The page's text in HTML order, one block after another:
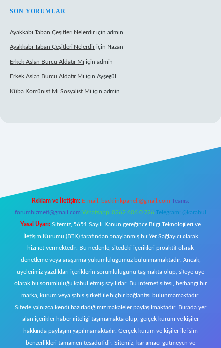
SON YORUMLAR
Ayakkabı Taban Çeşitleri Nelerdiriçin admin
Ayakkabı Taban Çeşitleri Nelerdiriçin Nazan
Erkek Aslan Burcu Aldatır Mı için admin
Erkek Aslan Burcu Aldatır Mı için Ayşegül
Küba Komünist Mi Sosyalist Mi için admin
Reklam ve İletişim: E-mail: backlinkpaneli@gmail.com Teams:
forumhizmeti@gmail.com Whatsapp: 0262 606 0 726 Telegram: @karabul
Yasal Uyarı: Sitemiz, 5651 Sayılı Kanun gereğince Bilgi Teknolojileri ve
İletişim Kurumu (BTK) tarafından onaylanmış bir Yer Sağlayıcı olarak
hizmet vermektedir. Bu nedenle, sitedeki içerikleri proaktif olarak
denetleme veya araştırma yükümlülüğümüz bulunmamaktadır. Ancak,
üyelerimiz yazdıkları içeriklerin sorumluluğunu taşımakta olup, siteye üye
olarak bu sorumluluğu kabul etmiş sayılırlar. Bu internet sitesi, herhangi bir
marka, kurum veya şahıs şirketi ile hiçbir bağlantısı bulunmamaktadır.
Sitede yalnızca kendi hazırladığımız makaleler paylaşılmaktadır. Burada yer
alan içerikler haber niteliği taşımamakta olup, gerçek kurum ve kişiler
hakkında paylaşım yapılmamaktadır. Gerçek kurum ve kişiler ile isim
benzerlikleri tamamen tesadüfidir. Sitemiz, kar amacı gütmeyen ve